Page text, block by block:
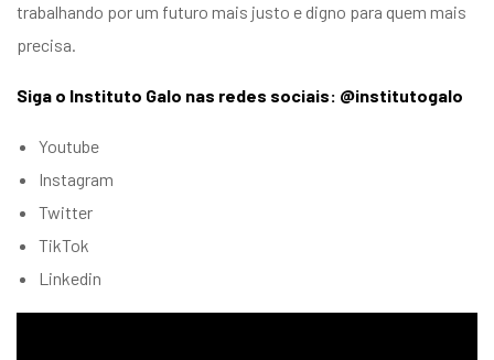
trabalhando por um futuro mais justo e digno para quem mais
precisa.
Siga o Instituto Galo nas redes sociais: @institutogalo
Youtube
Instagram
Twitter
TikTok
Linkedin